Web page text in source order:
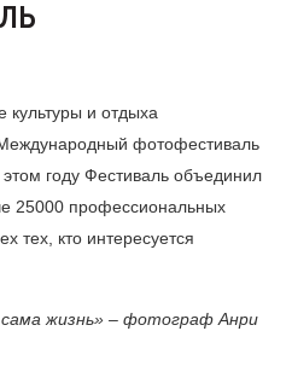
культуры и отдыха
фотофестиваль
году Фестиваль объединил
25000 профессиональных
тех, кто интересуется
жизнь» – фотограф Анри